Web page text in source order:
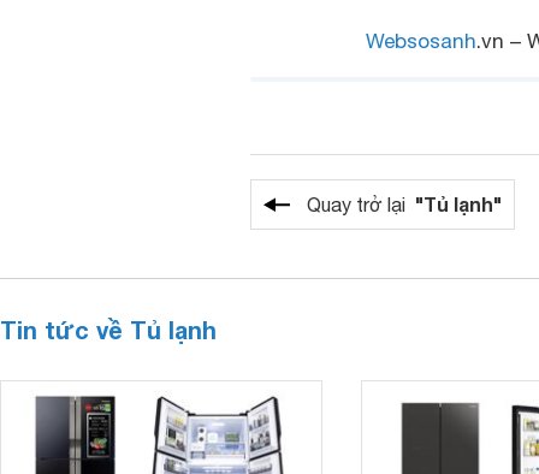
Websosanh.vn –
Quay trở lại "Tủ lạnh"
Tin tức về Tủ lạnh